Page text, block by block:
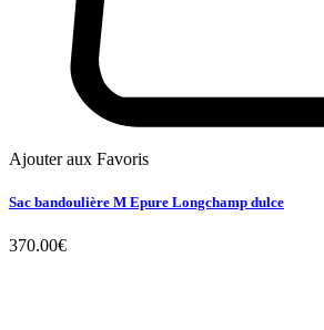
Ajouter aux Favoris
Sac bandoulière M Epure Longchamp dulce
370.00€